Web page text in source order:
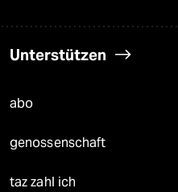
Unterstützen
abo
genossenschaft
taz zahl ich